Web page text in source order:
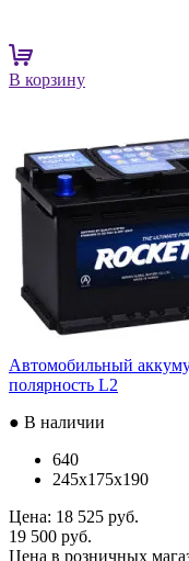
В корзину
Автомобильный
полярность L2
● В наличии
640
245x175x190
Цена: 18 525 руб.
19 500 руб.
Цена в розничных